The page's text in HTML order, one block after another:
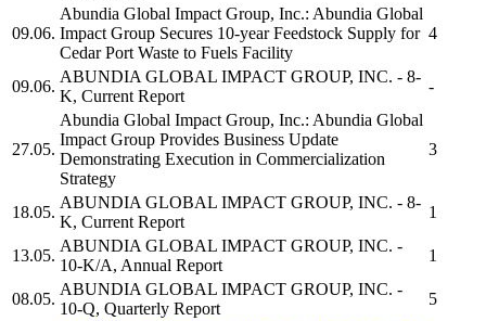
09.06.
Abundia Global Impact Group, Inc.: Abundia Global
Impact Group Secures 10-year Feedstock Supply for
Cedar Port Waste to Fuels Facility
4
09.06.
ABUNDIA GLOBAL IMPACT GROUP, INC. - 8-
K, Current Report
-
27.05.
Abundia Global Impact Group, Inc.: Abundia Global
Impact Group Provides Business Update
Demonstrating Execution in Commercialization
Strategy
3
18.05.
ABUNDIA GLOBAL IMPACT GROUP, INC. - 8-
K, Current Report
1
13.05.
ABUNDIA GLOBAL IMPACT GROUP, INC. -
10-K/A, Annual Report
1
08.05.
ABUNDIA GLOBAL IMPACT GROUP, INC. -
10-Q, Quarterly Report
5